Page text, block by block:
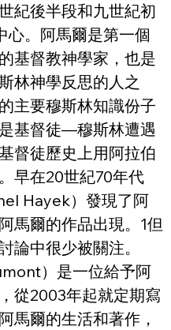
紀後半段和九世紀初
心。阿馬爾是第一個
基督教神學家，也是
林神學反思的人之
主要穆斯林知識份子
基督徒—穆斯林遭遇
督徒歷史上用阿拉伯
早在20世紀70年代
Hayek）發現了阿
馬爾的作品出現。1但
論中很少被關注。
）是一位給予阿
從2003年起就定期寫
馬爾的生活和著作，